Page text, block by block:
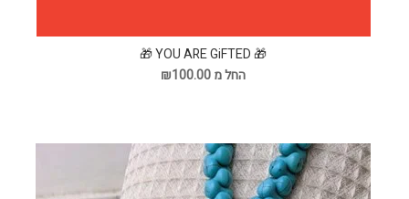
🎁 YOU ARE GiFTED 🎁
החל מ ₪100.00